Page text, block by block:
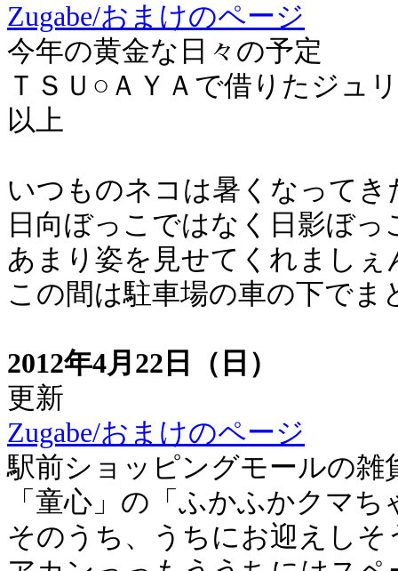
Zugabe/おまけのページ
今年の黄金な日々の予定
ＴＳＵ○ＡＹＡで借りたジュ
以上
いつものネコは暑くなってき
日向ぼっこではなく日影ぼ
あまり姿を見せてくれましぇ
この間は駐車場の車の下でま
2012年4月22日（日）
更新
Zugabe/おまけのページ
駅前ショッピングモールの雑
「童心」の「ふかふかクマ
そのうち、うちにお迎えしそ